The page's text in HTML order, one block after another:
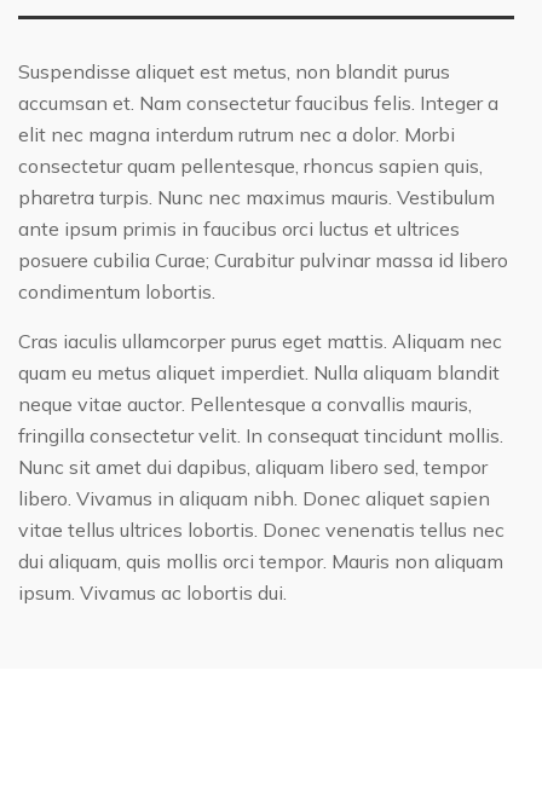
Suspendisse aliquet est metus, non blandit purus
accumsan et. Nam consectetur faucibus felis. Integer a
elit nec magna interdum rutrum nec a dolor. Morbi
consectetur quam pellentesque, rhoncus sapien quis,
pharetra turpis. Nunc nec maximus mauris. Vestibulum
ante ipsum primis in faucibus orci luctus et ultrices
posuere cubilia Curae; Curabitur pulvinar massa id libero
condimentum lobortis.
Cras iaculis ullamcorper purus eget mattis. Aliquam nec
quam eu metus aliquet imperdiet. Nulla aliquam blandit
neque vitae auctor. Pellentesque a convallis mauris,
fringilla consectetur velit. In consequat tincidunt mollis.
Nunc sit amet dui dapibus, aliquam libero sed, tempor
libero. Vivamus in aliquam nibh. Donec aliquet sapien
vitae tellus ultrices lobortis. Donec venenatis tellus nec
dui aliquam, quis mollis orci tempor. Mauris non aliquam
ipsum. Vivamus ac lobortis dui.